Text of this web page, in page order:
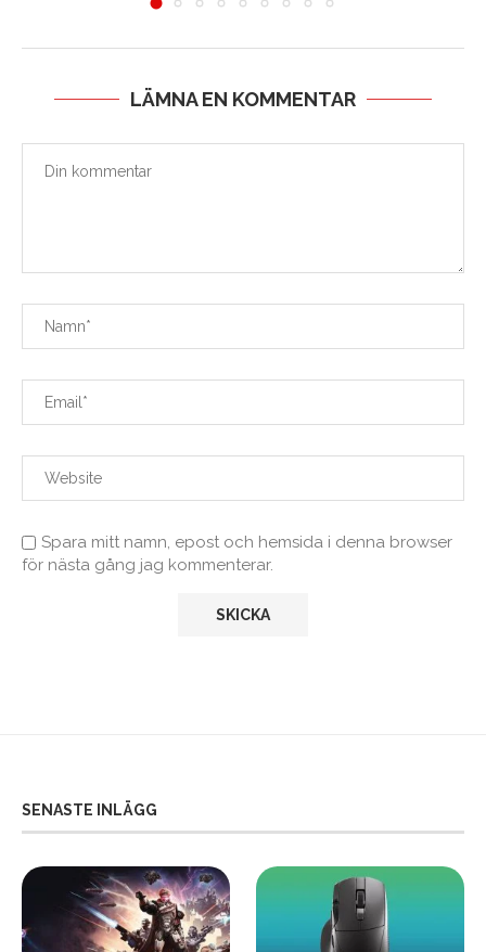
LÄMNA EN KOMMENTAR
Spara mitt namn, epost och hemsida i denna browser
för nästa gång jag kommenterar.
SENASTE INLÄGG